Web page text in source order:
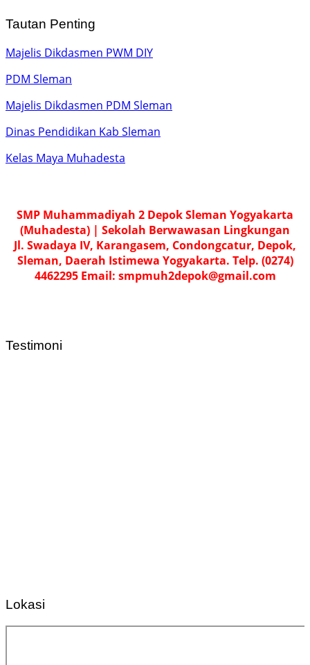
Tautan Penting
Majelis Dikdasmen PWM DIY
PDM Sleman
Majelis Dikdasmen PDM Sleman
Dinas Pendidikan Kab Sleman
Kelas Maya Muhadesta
SMP Muhammadiyah 2 Depok Sleman Yogyakarta
(Muhadesta) | Sekolah Berwawasan Lingkungan
Jl. Swadaya IV, Karangasem, Condongcatur, Depok,
Sleman, Daerah Istimewa Yogyakarta. Telp. (0274)
4462295 Email: smpmuh2depok@gmail.com
Testimoni
Lokasi